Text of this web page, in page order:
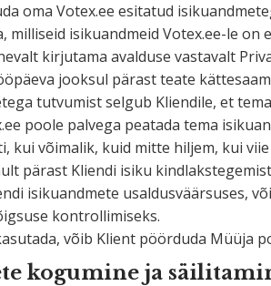
oma Votex.ee esitatud
milliseid isiku­andmeid Votex.ee-le
kirjutama avalduse vastavalt
jooksul pärast teate
tutvumist selgub Kliendile, et
poole palvega peatada tema
kui võimalik, kuid mitte hiljem, kui
pärast Kliendi isiku
isiku­andmete usaldus­väär­suses,
kontrollimiseks.
võib Klient pöörduda Müüja
kogumine ja